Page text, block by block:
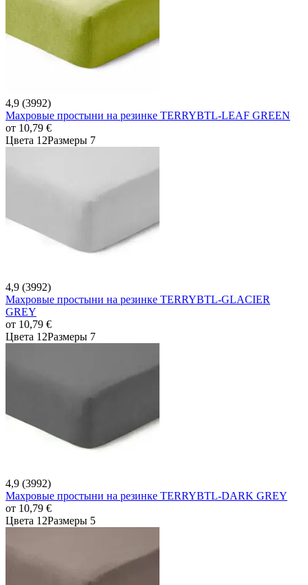
4,9 (3992)
Махровые простыни на резинке TERRYBTL-LEAF GREEN
от 10,79 €
Цвета 12Размеры 7
4,9 (3992)
Махровые простыни на резинке TERRYBTL-GLACIER
GREY
от 10,79 €
Цвета 12Размеры 7
4,9 (3992)
Махровые простыни на резинке TERRYBTL-DARK GREY
от 10,79 €
Цвета 12Размеры 5